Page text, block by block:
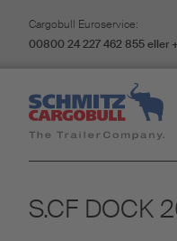
Cargobull Euroservice:
00800 24 227 462 855 eller
S.CF DOCK